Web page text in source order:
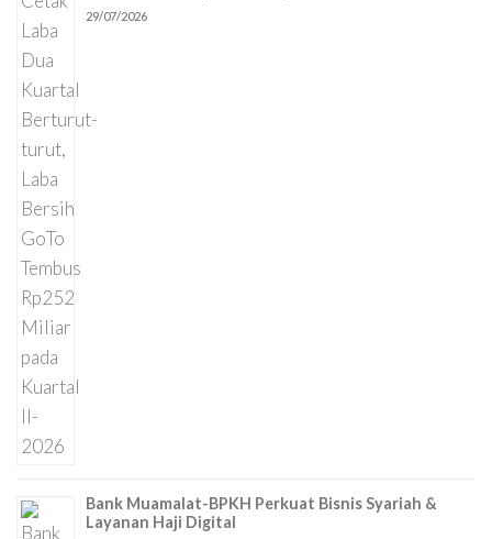
29/07/2026
Bank Muamalat-BPKH Perkuat Bisnis Syariah &
Layanan Haji Digital